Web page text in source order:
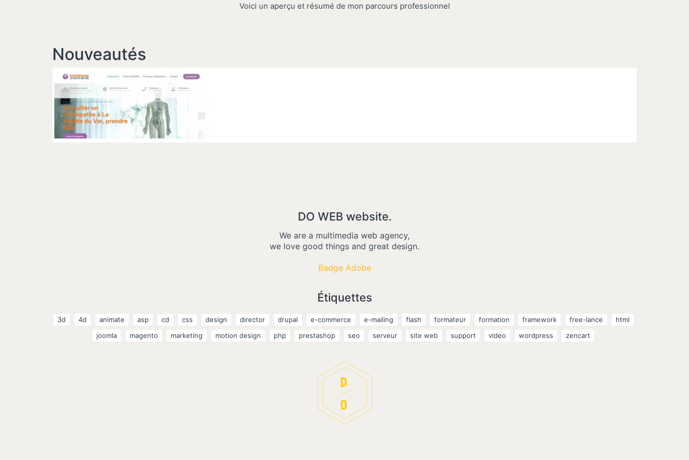
Voici un aperçu et résumé de mon parcours professionnel
Nouveautés
DO WEB website.
We are a multimedia web agency,
we love good things and great design.
Badge Adobe
Étiquettes
3d 4d animate asp cd css design director drupal e-commerce e-mailing flash formateur formation framework free-lance
html
joomla
magento marketing motion design php prestashop seo serveur site web support video wordpress zencart